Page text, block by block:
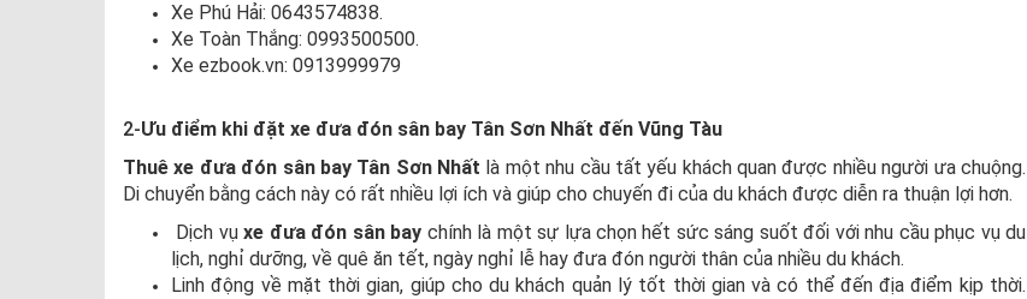
Xe Phú Hải: 0643574838.
Xe Toàn Thắng: 0993500500.
Xe ezbook.vn: 0913999979
2-Ưu điểm khi đặt xe đưa đón sân bay Tân Sơn Nhất đến Vũng Tàu
Thuê xe đưa đón sân bay Tân Sơn Nhất là một nhu cầu tất yếu khách quan được nhiều người ưa chuộng.
Di chuyển bằng cách này có rất nhiều lợi ích và giúp cho chuyến đi của du khách được diễn ra thuận lợi hơn.
Dịch vụxe đưa đón sân bay chính là một sự lựa chọn hết sức sáng suốt đối với nhu cầu phục vụ du
lịch, nghỉ dưỡng, về quê ăn tết, ngày nghỉ lễ hay đưa đón người thân của nhiều du khách.
Linh động về mặt thời gian, giúp cho du khách quản lý tốt thời gian và có thể đến địa điểm kịp thời.